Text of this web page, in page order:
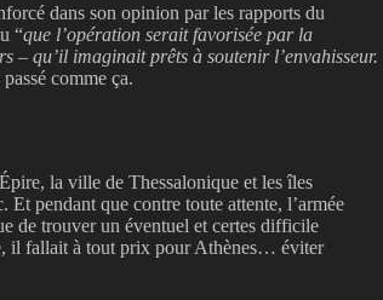
dans son opinion par les rapports du
“que l’opération serait favorisée par la
– qu’il imaginait prêts à soutenir l’envahisseur.
passé comme ça.
la ville de Thessalonique et les îles
pendant que contre toute attente, l’armée
de trouver un éventuel et certes difficile
il fallait à tout prix pour Athènes… éviter